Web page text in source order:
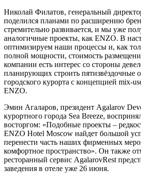
Николай Филатов, генеральный
поделился планами по расширению
стремительно развивается, и мы уже
аналогичные проекты, как ENZO. В
оптимизируем наши процессы и, как
полной мощности, стоимость
компании есть интерес со стороны
планирующих строить пятизвёздочные
городского курорта с концепцией mix-
ENZO.
Эмин Агаларов, президент Agalarov
курортного города Sea Breeze,
восторгом: «Подобные проекты –
ENZO Hotel Moscow найдет большой
перенести часть наших фирменных
комфортное пространство». Он также
ресторанный сервис AgalarovRest
заведения в отеле уже 26 июня.